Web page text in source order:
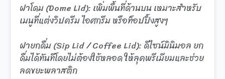
ฝาโดม (Dome Lid): เพิ่มพื้นที่ด้านบน เหมาะสำหรับ
เมนูที่แต่งวิปครีม ไอศกรีม หรือท็อปปิ้งสูงๆ
ฝายกดื่ม (Sip Lid / Coffee Lid): ดีไซน์มินิมอล ยก
ดื่มได้ทันทีโดยไม่ต้องใช้หลอด ให้ลุคพรีเมียมและช่วย
ลดขยะพลาสติก